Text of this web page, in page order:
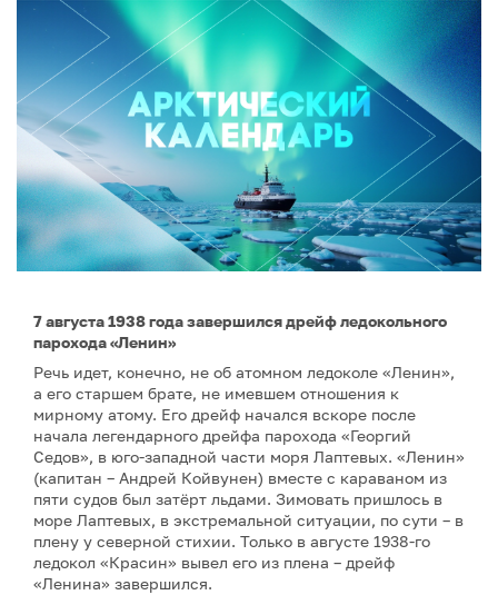
7 августа 1938 года завершился дрейф ледокольного
парохода «Ленин»
Речь идет, конечно, не об атомном ледоколе «Ленин»,
а его старшем брате, не имевшем отношения к
мирному атому. Его дрейф начался вскоре после
начала легендарного дрейфа парохода «Георгий
Седов», в юго-западной части моря Лаптевых. «Ленин»
(капитан – Андрей Койвунен) вместе с караваном из
пяти судов был затёрт льдами. Зимовать пришлось в
море Лаптевых, в экстремальной ситуации, по сути – в
плену у северной стихии. Только в августе 1938-го
ледокол «Красин» вывел его из плена – дрейф
«Ленина» завершился.